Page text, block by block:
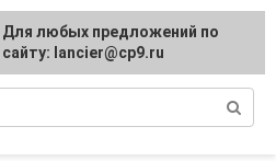
Для любых предложений по
сайту: lancier@cp9.ru